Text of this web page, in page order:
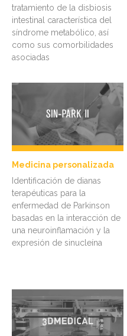
tratamiento de la disbiosis
intestinal característica del
síndrome metabólico, así
como sus comorbilidades
asociadas
Medicina personalizada
Identificación de dianas
terapéuticas para la
enfermedad de Parkinson
basadas en la interacción de
una neuroinflamación y la
expresión de sinucleína